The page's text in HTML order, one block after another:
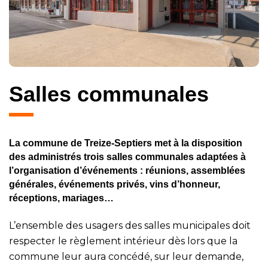
Salles communales
La commune de Treize-Septiers met à la disposition
des administrés trois salles communales adaptées à
l’organisation d’événements : réunions, assemblées
générales, événements privés, vins d’honneur,
réceptions, mariages…
L’ensemble des usagers des salles municipales doit
respecter le règlement intérieur dès lors que la
commune leur aura concédé, sur leur demande,